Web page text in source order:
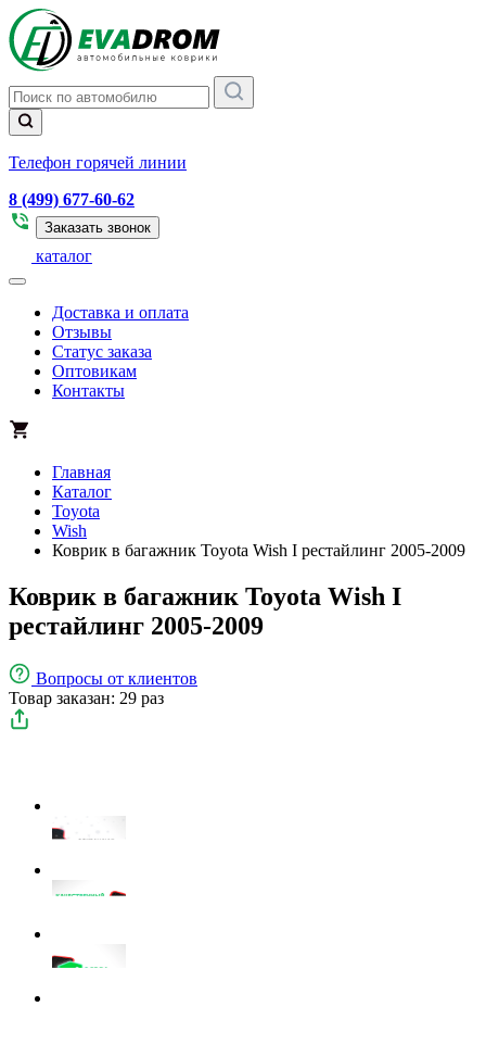
Телефон горячей линии
8 (499) 677-60-62
Заказать звонок
каталог
Доставка и оплата
Отзывы
Статус заказа
Оптовикам
Контакты
Главная
Каталог
Toyota
Wish
Коврик в багажник Toyota Wish I рестайлинг 2005-2009
Коврик в багажник Toyota Wish I
рестайлинг 2005-2009
Вопросы от клиентов
Товар заказан: 29 раз